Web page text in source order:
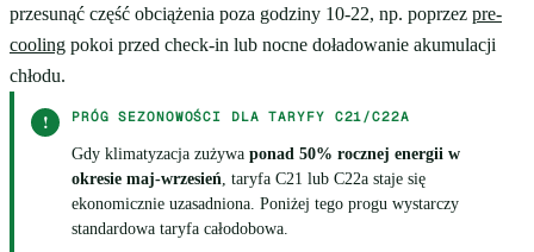
przesunąć część obciążenia poza godziny 10-22, np. poprzez pre-
cooling pokoi przed check-in lub nocne doładowanie akumulacji
chłodu.
! PRÓG SEZONOWOŚCI DLA TARYFY C21/C22A
Gdy klimatyzacja zużywa ponad 50% rocznej energii w
okresie maj-wrzesień, taryfa C21 lub C22a staje się
ekonomicznie uzasadniona. Poniżej tego progu wystarczy
standardowa taryfa całodobowa.